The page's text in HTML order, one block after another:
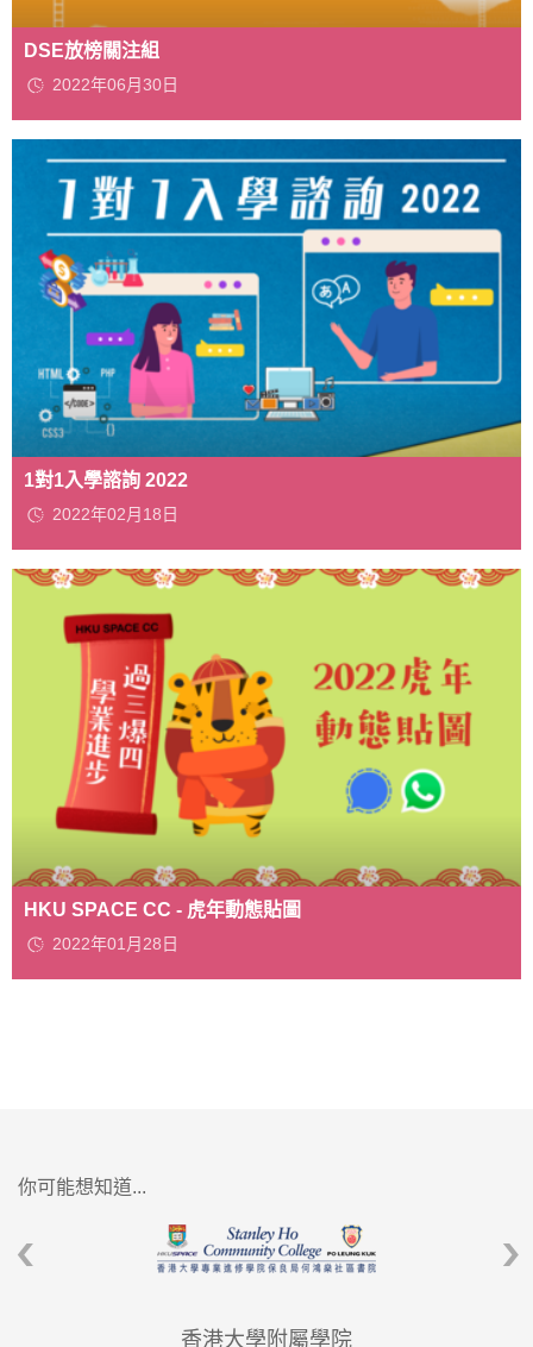
DSE放榜關注組
2022年06月30日
1對1入學諮詢 2022
2022年02月18日
HKU SPACE CC - 虎年動態貼圖
2022年01月28日
你可能想知道...
香港大學附屬學院